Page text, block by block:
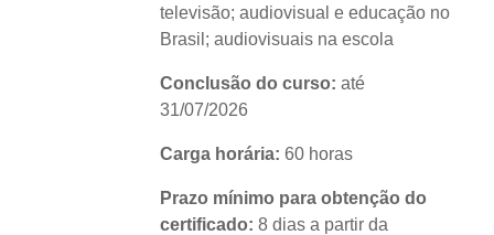
televisão; audiovisual e educação no
Brasil; audiovisuais na escola
Conclusão do curso: até
31/07/2026
Carga horária: 60 horas
Prazo mínimo para obtenção do
certificado: 8 dias a partir da